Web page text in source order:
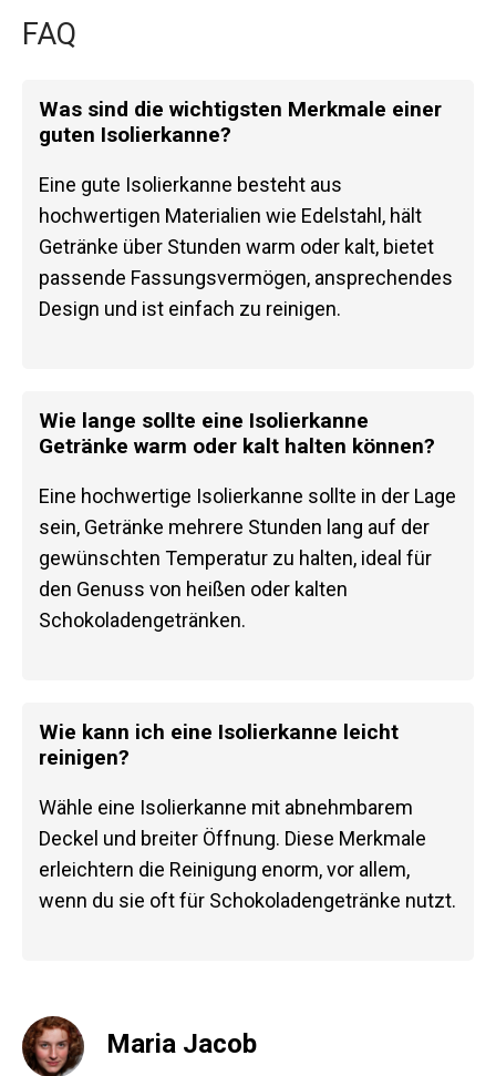
FAQ
Was sind die wichtigsten Merkmale einer
guten Isolierkanne?
Eine gute Isolierkanne besteht aus
hochwertigen Materialien wie Edelstahl, hält
Getränke über Stunden warm oder kalt, bietet
passende Fassungsvermögen, ansprechendes
Design und ist einfach zu reinigen.
Wie lange sollte eine Isolierkanne
Getränke warm oder kalt halten können?
Eine hochwertige Isolierkanne sollte in der Lage
sein, Getränke mehrere Stunden lang auf der
gewünschten Temperatur zu halten, ideal für
den Genuss von heißen oder kalten
Schokoladengetränken.
Wie kann ich eine Isolierkanne leicht
reinigen?
Wähle eine Isolierkanne mit abnehmbarem
Deckel und breiter Öffnung. Diese Merkmale
erleichtern die Reinigung enorm, vor allem,
wenn du sie oft für Schokoladengetränke nutzt.
Maria Jacob